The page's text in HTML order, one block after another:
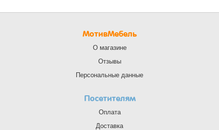
МотивМебель
О магазине
Отзывы
Персональные данные
Посетителям
Оплата
Доставка